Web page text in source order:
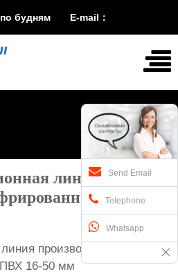
по будням E-mail：
： 
линия
трубы
производства
16-50 мм
Send Email
Telephone
Whatsapp